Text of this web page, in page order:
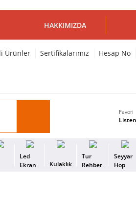
HAKKIMIZDA
Ürünler Sertifikalarımız Hesap No
Favori
Led
Ekran
Kulaklık
Tur
Rehber
Seyyar
Hop